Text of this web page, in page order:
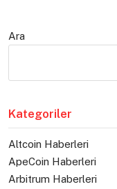
Ara
Kategoriler
Altcoin Haberleri
ApeCoin Haberleri
Arbitrum Haberleri